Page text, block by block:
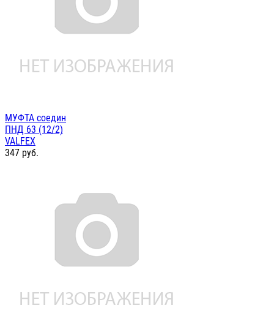
МУФТА соедин
ПНД 63 (12/2)
VALFEX
347 руб.